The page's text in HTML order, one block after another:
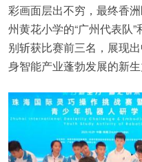
彩画面层出不穷，最终香
州黄花小学的“广州代表队
别斩获比赛前三名，展现
身智能产业蓬勃发展的新生